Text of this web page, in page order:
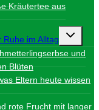
Kräutertee aus
im Alltag
und
Blüten
Eltern heute wissen
rote Frucht mit langer